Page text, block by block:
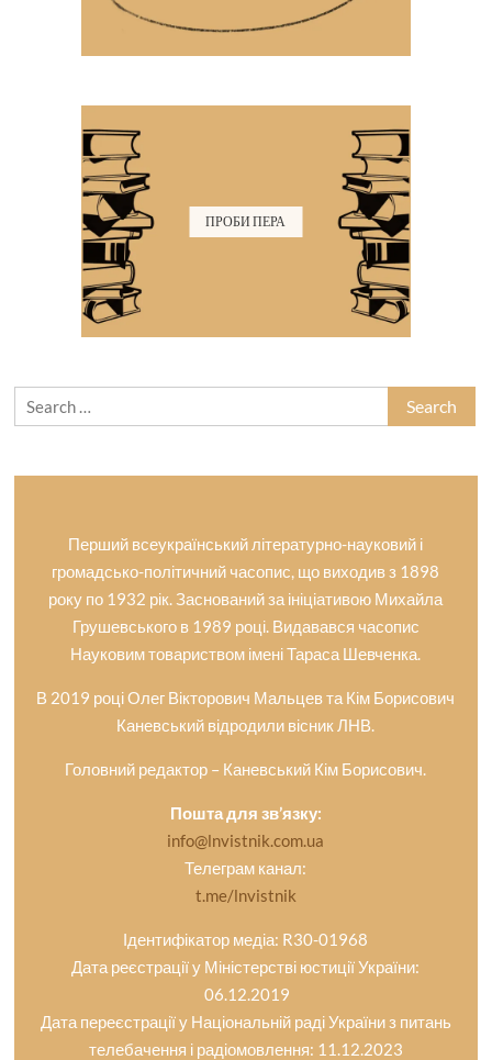
ПРОБИ ПЕРА
Search
for:
Перший всеукраїнський літературно-науковий і
громадсько-політичний часопис, що виходив з 1898
року по 1932 рік. Заснований за ініціативою Михайла
Грушевського в 1989 році. Видавався часопис
Науковим товариством імені Тараса Шевченка.
В 2019 році Олег Вікторович Мальцев та Кім Борисович
Каневський відродили вісник ЛНВ.
Головний редактор – Каневський Кім Борисович.
Пошта для зв’язку:
info@lnvistnik.com.ua
Телеграм канал:
t.me/lnvistnik
Ідентифікатор медіа: R30-01968
Дата реєстрації у Міністерстві юстиції України:
06.12.2019
Дата переєстрації у Національній раді України з питань
телебачення і радіомовлення: 11.12.2023